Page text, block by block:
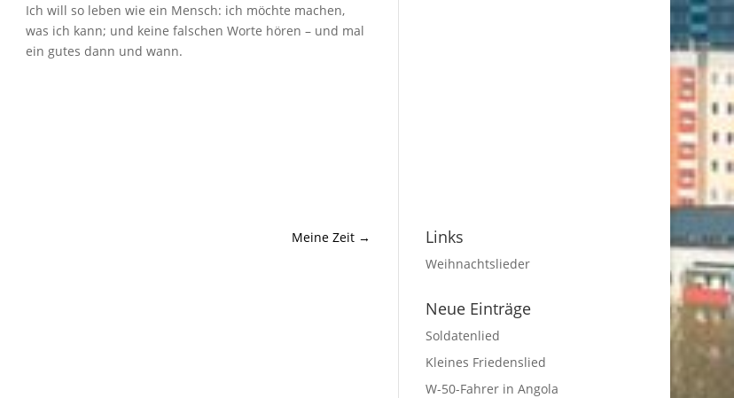
Ich will so leben wie ein Mensch: ich möchte machen,
was ich kann; und keine falschen Worte hören – und mal
ein gutes dann und wann.
Meine Zeit→ Links
Weihnachtslieder
Neue Einträge
Soldatenlied
Kleines Friedenslied
W-50-Fahrer in Angola